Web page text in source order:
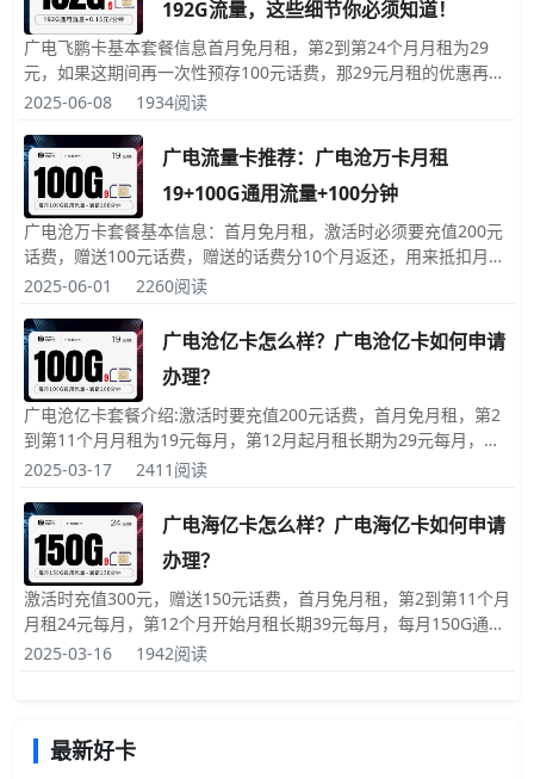
192G流量，这些细节你必须知道！
广电飞鹏卡基本套餐信息首月免月租，第2到第24个月月租为29
元，如果这期间再一次性预存100元话费，那29元月租的优惠再延
长1年，可连续月租29元3年。3年后如果不使用可以在广电APP中
短信彩信0.1元每条，赠送来电显示。
2025-06-08 1934阅读
广电流量卡推荐：广电沧万卡月租
19+100G通用流量+100分钟
广电沧万卡套餐基本信息：首月免月租，激活时必须要充值200元
话费，赠送100元话费，赠送的话费分10个月返还，用来抵扣月
租，以实现第2到第11个月月租19元，从第12个月开始，月租长期
发送短信彩信0.1元每条，赠送来电显
2025-06-01 2260阅读
广电沧亿卡怎么样？广电沧亿卡如何申请
办理？
广电沧亿卡套餐介绍:激活时要充值200元话费，首月免月租，第2
到第11个月月租为19元每月，第12月起月租长期为29元每月，每
月100G通用流量，100分钟免费拨打电话时长，发送短信彩信0.1
不再是随机的归属地
2025-03-17 2411阅读
广电海亿卡怎么样？广电海亿卡如何申请
办理？
激活时充值300元，赠送150元话费，首月免月租，第2到第11个月
月租24元每月，第12个月开始月租长期39元每月，每月150G通用
流量，150分钟免费拨打电话时长，发送短信彩信0.1元每条，赠送
2025-03-16 1942阅读
最新好卡